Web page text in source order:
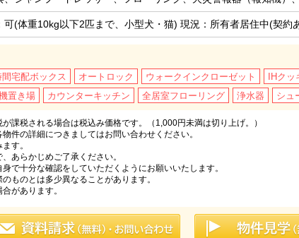
可(体重10kg以下2匹まで、小型犬・猫) 現況：所有者居住中(契
間宅配ボックス オートロック ウォークインクローゼット IHク
置き場 カウンターキッチン 全居室フローリング 浄水器 シュ
課税される場合は税込み価格です。（1,000円未満は切り上げ。）
件の詳細につきましてはお問い合わせください。
す。
あらかじめご了承ください。
で十分な確認をしていただくようにお願いいたします。
ものとは多少異なることがあります。
があります。